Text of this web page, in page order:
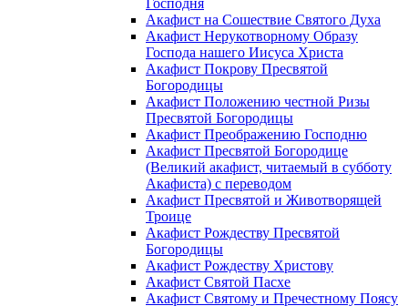
Господня
Акафист на Сошествие Святого Духа
Акафист Нерукотворному Образу
Господа нашего Иисуса Христа
Акафист Покрову Пресвятой
Богородицы
Акафист Положению честной Ризы
Пресвятой Богородицы
Акафист Преображению Господню
Акафист Пресвятой Богородице
(Великий акафист, читаемый в субботу
Акафиста) с переводом
Акафист Пресвятой и Животворящей
Троице
Акафист Рождеству Пресвятой
Богородицы
Акафист Рождеству Христову
Акафист Святой Пасхе
Акафист Святому и Пречестному Поясу